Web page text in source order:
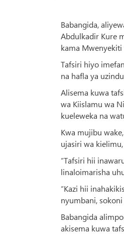
Babangida,
Abdulkadir Kure
kama
Tafsiri hiyo
na hafla ya
Alisema kuwa
wa Kiislamu wa
kueleweka na
Kwa mujibu
ujasiri wa
“Tafsiri hii
linaloimarisha
“Kazi hii
nyumbani,
Babangida
akisema kuwa